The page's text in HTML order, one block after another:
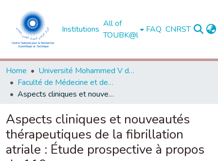
Institutions
All of
TOUBK@l
FAQ CNRST
Home
Université Mohammed V de Rabat
Faculté de Médecine et de Pharmacie - Rabat
Aspects cliniques et nouveautés thérapeutiques de la fibrillation atriale : Étude prospective à propos de 110 cas
Aspects cliniques et nouveautés
thérapeutiques de la fibrillation
atriale : Étude prospective à propos